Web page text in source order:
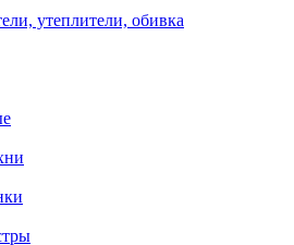
утеплители, обивка